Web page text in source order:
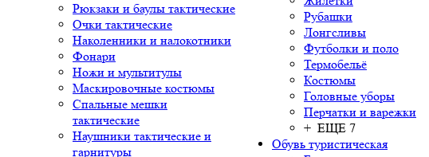
Рюкзаки и баулы тактические
Очки тактические
Наколенники и налокотники
Фонари
Ножи и мультитулы
Маскировочные костюмы
Спальные мешки
тактические
Наушники тактические и
гарнитуры
Рубашки
Лонгсливы
Футболки и поло
Термобельё
Костюмы
Головные уборы
Перчатки и варежки
+ ЕЩЕ 7
Обувь туристическая